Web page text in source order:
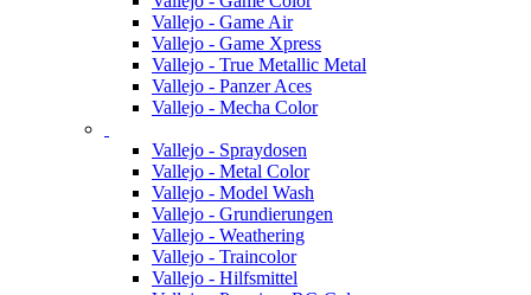
Vallejo - Game Air
Vallejo - Game Xpress
Vallejo - True Metallic Metal
Vallejo - Panzer Aces
Vallejo - Mecha Color
Vallejo - Spraydosen
Vallejo - Metal Color
Vallejo - Model Wash
Vallejo - Grundierungen
Vallejo - Weathering
Vallejo - Traincolor
Vallejo - Hilfsmittel